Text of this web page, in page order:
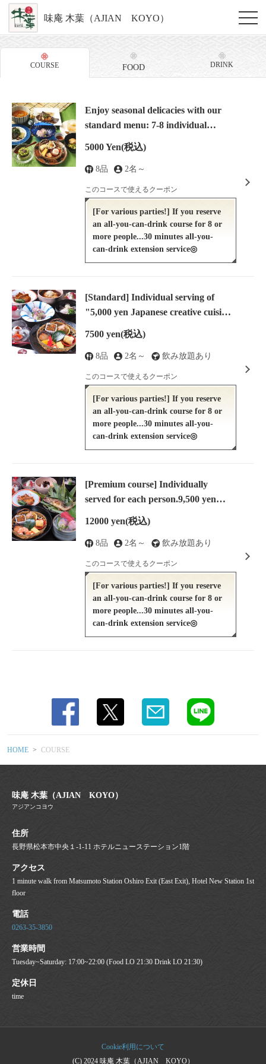
味庵 木葉（AJIAN KOYO）
COURSE FOOD DRINK
Enjoy seasonal delicacies with our
standard menu: 7-8 individual
servings of creative Japanese cuisine
for ¥5000.
5000 Yen(税込)
8品 2名～
このコースで使えるクーポン
[For various parties!] If you reserve
an all-you-can-drink course for 8 or
more people...30 minutes all-you-
can-drink extension service◎
[Standard] Individual serving of
"5,000 yen Japanese creative cuisine
7-8 dishes" + 2 hours of all-you-can-
drink (2,500 yen)
7500 yen(税込)
8品 2名～ 飲み放題あり
このコースで使えるクーポン
[For various parties!] If you reserve
an all-you-can-drink course for 8 or
more people...30 minutes all-you-
can-drink extension service◎
[Premium course] Individually
served for each person.9,500 yen
Japanese creative cuisine (7-8 dishes)
+ 2 hours of all-you-can-drink (2,500
yen)
12000 yen(税込)
8品 2名～ 飲み放題あり
このコースで使えるクーポン
[For various parties!] If you reserve
an all-you-can-drink course for 8 or
more people...30 minutes all-you-
can-drink extension service◎
HOME COURSE
味庵 木葉（AJIAN KOYO）
アジアンコヨウ
住所
長野県松本市中央１-1-11 ホテルニューステーション1階
アクセス
1 minute walk from Matsumoto Station Oshiro Exit (East Exit), Hotel New Station 1st
floor
電話
0263-35-3850
営業時間
Tuesday~Saturday: 17:00~22:00 (Food LO 21:30 Drink LO 21:30)
定休日
time
Cookie利用について
(C) 2024 味庵 木葉（AJIAN KOYO）
この店舗情報をシェアする
COURSE | 味庵 木葉（AJIAN KOYO）
長野県松本市中央１-1-11 ホテルニューステーション1階
https://ajian-koyo.owst.jp/courses
お店情報をコピー